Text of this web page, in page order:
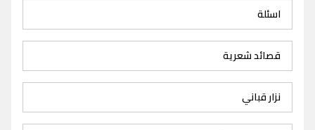
اسئلة
قصائد شعرية
نزار قباني